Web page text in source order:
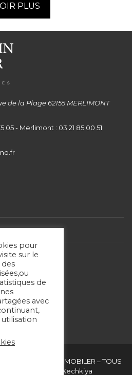
PLUS
de la Plage 62155 MERLIMONT
05 - Merlimont : 03 21 85 00 51
LECHEVIN IMMOBILER – TOUS
- Site réalisé par Kechkiya
pour
sur le
de
avec